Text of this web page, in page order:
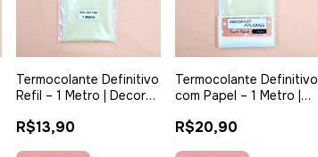
Termocolante Definitivo
Refil – 1 Metro | Decore
R$13,90
Termocolante Definitivo
com Papel – 1 Metro |
R$20,90